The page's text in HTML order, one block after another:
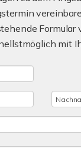
Formular
mit